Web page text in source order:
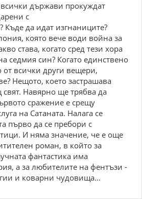
всички държави прокуждат
с
Къде да идат изгнаниците?
която вече води война за
става, когато сред тези хора
седмия син? Когато единствено
от всички други вещери,
Нещото, което застрашава
Навярно ще трябва да
сражение е срещу
на Сатаната. Налага се
първо да се пребори с
И няма значение, че е още
роман, в който за
фантастика има
а за любителите на фентъзи -
и коварни чудовища…